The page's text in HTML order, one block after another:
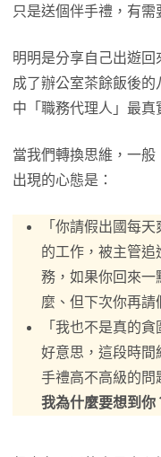
只是送個伴手禮，有需
明明是分享自己出遊
成了辦公室茶餘飯後
中「職務代理人」最真
當我們轉換思維，一
出現的心態是：
「你請假出國每
的工作，被主管
務，如果你回來一
麼、但下次你再請
「我也不是真的
好意思，這段時間
手禮高不高級的問
我為什麼要想到你